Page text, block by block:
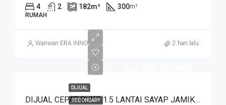
4 2 182m² 300m²
RUMAH
Wanwan ERA INNO 2 hari lalu
DIJUAL
SECONDARY DIJUAL CEPAT RUKO 1.5 LANTAI SAYAP JAMIKA MASUK HNYA 30 MTR DR JALAN MAIN ROAD JAMIKA HARGA MURAHHH. JL BABAKAN TAROGONG